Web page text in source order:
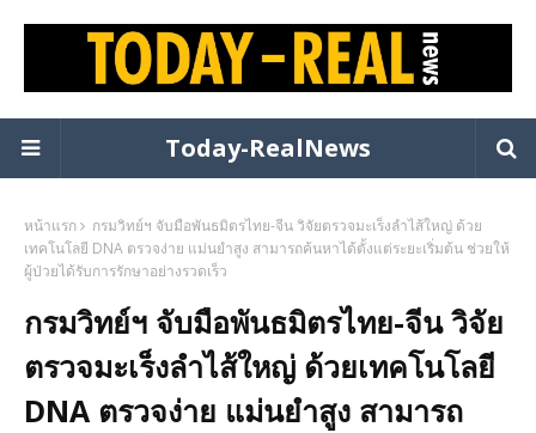
Today-RealNews
หน้าแรก
กรมวิทย์ฯ จับมือพันธมิตรไทย-จีน วิจัยตรวจมะเร็งลำไส้ใหญ่ ด้วย
เทคโนโลยี DNA ตรวจง่าย แม่นยำสูง สามารถค้นหาได้ตั้งแต่ระยะเริ่มต้น ช่วยให้
ผู้ป่วยได้รับการรักษาอย่างรวดเร็ว
กรมวิทย์ฯ จับมือพันธมิตรไทย-จีน วิจัย
ตรวจมะเร็งลำไส้ใหญ่ ด้วยเทคโนโลยี
DNA ตรวจง่าย แม่นยำสูง สามารถ